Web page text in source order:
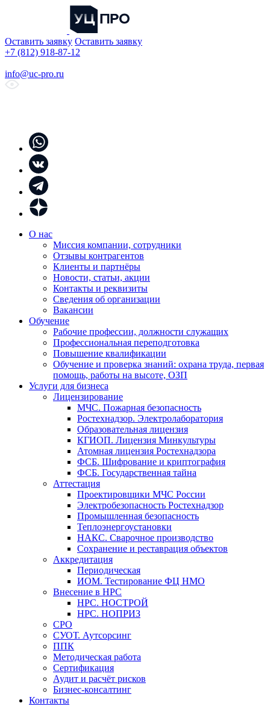
Оставить заявку Оставить заявку
+7 (812) 918-87-12
info@uc-pro.ru
О нас
Миссия компании, сотрудники
Отзывы контрагентов
Клиенты и партнёры
Новости, статьи, акции
Контакты и реквизиты
Сведения об организации
Вакансии
Обучение
Рабочие профессии, должности служащих
Профессиональная переподготовка
Повышение квалификации
Обучение и проверка знаний: охрана труда, первая
помощь, работы на высоте, ОЗП
Услуги для бизнеса
Лицензирование
МЧС. Пожарная безопасность
Ростехнадзор. Электролаборатория
Образовательная лицензия
КГИОП. Лицензия Минкультуры
Атомная лицензия Ростехнадзора
ФСБ. Шифрование и криптография
ФСБ. Государственная тайна
Аттестация
Проектировщики МЧС России
Электробезопасность Ростехнадзор
Промышленная безопасность
Теплоэнергоустановки
НАКС. Сварочное производство
Сохранение и реставрация объектов
Аккредитация
Периодическая
ИОМ. Тестирование ФЦ НМО
Внесение в НРС
НРС. НОСТРОЙ
НРС. НОПРИЗ
СРО
СУОТ. Аутсорсинг
ППК
Методическая работа
Сертификация
Аудит и расчёт рисков
Бизнес-консалтинг
Контакты